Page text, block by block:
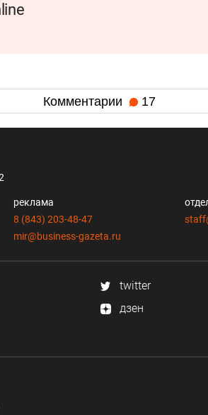
Комментарии 17
реклама
8 (843) 203-48-47
mir@business-gazeta.ru
twitter
дзен